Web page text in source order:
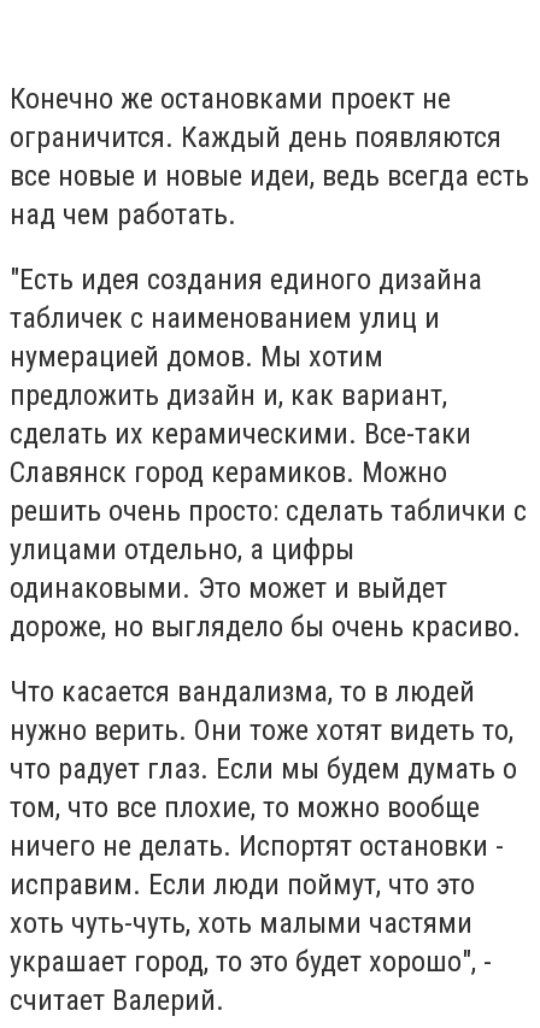
Конечно же остановками проект не
ограничится. Каждый день появляются
все новые и новые идеи, ведь всегда есть
над чем работать.
"Есть идея создания единого дизайна
табличек с наименованием улиц и
нумерацией домов. Мы хотим
предложить дизайн и, как вариант,
сделать их керамическими. Все-таки
Славянск город керамиков. Можно
решить очень просто: сделать таблички с
улицами отдельно, а цифры
одинаковыми. Это может и выйдет
дороже, но выглядело бы очень красиво.
Что касается вандализма, то в людей
нужно верить. Они тоже хотят видеть то,
что радует глаз. Если мы будем думать о
том, что все плохие, то можно вообще
ничего не делать. Испортят остановки -
исправим. Если люди поймут, что это
хоть чуть-чуть, хоть малыми частями
украшает город, то это будет хорошо", -
считает Валерий.